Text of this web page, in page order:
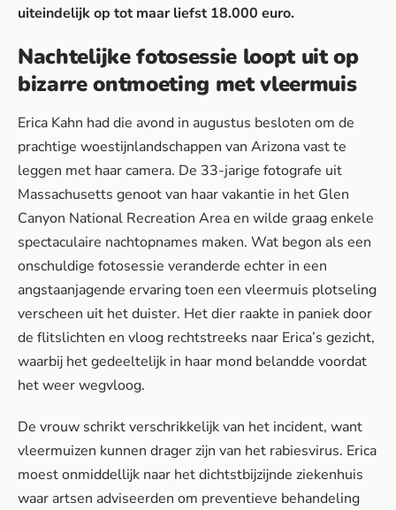
uiteindelijk op tot maar liefst 18.000 euro.
Nachtelijke fotosessie loopt uit op
bizarre ontmoeting met vleermuis
Erica Kahn had die avond in augustus besloten om de
prachtige woestijnlandschappen van Arizona vast te
leggen met haar camera. De 33-jarige fotografe uit
Massachusetts genoot van haar vakantie in het Glen
Canyon National Recreation Area en wilde graag enkele
spectaculaire nachtopnames maken. Wat begon als een
onschuldige fotosessie veranderde echter in een
angstaanjagende ervaring toen een vleermuis plotseling
verscheen uit het duister. Het dier raakte in paniek door
de flitslichten en vloog rechtstreeks naar Erica’s gezicht,
waarbij het gedeeltelijk in haar mond belandde voordat
het weer wegvloog.
De vrouw schriktverschrikkelijk van het incident, want
vleermuizen kunnen drager zijn van het rabiesvirus. Erica
moest onmiddellijk naar het dichtstbijzijnde ziekenhuis
waar artsen adviseerden om preventieve behandeling